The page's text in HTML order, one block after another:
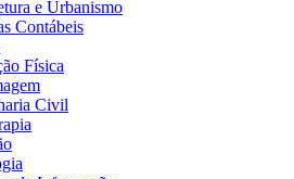
e Urbanismo
Contábeis
Física
Civil